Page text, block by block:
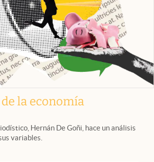
la economía
Hernán De Goñi, hace un análisis
variables.